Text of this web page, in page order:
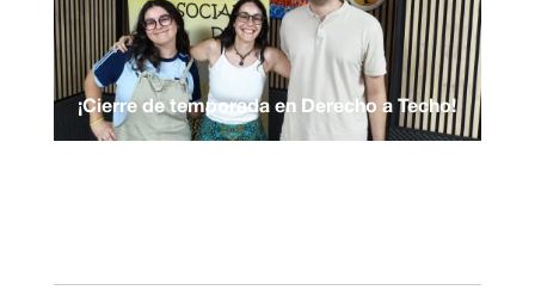
¡Cierre de temporada en Derecho a Techo!